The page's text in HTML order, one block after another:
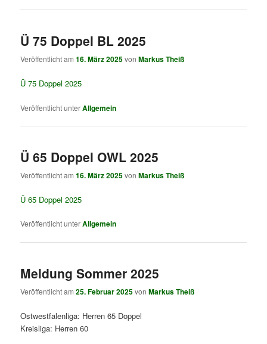
Ü 75 Doppel BL 2025
Veröffentlicht am16. März 2025vonMarkus Theiß
Ü 75 Doppel 2025
Veröffentlicht unterAllgemein
Ü 65 Doppel OWL 2025
Veröffentlicht am16. März 2025vonMarkus Theiß
Ü 65 Doppel 2025
Veröffentlicht unterAllgemein
Meldung Sommer 2025
Veröffentlicht am25. Februar 2025vonMarkus Theiß
Ostwestfalenliga: Herren 65 Doppel
Kreisliga: Herren 60